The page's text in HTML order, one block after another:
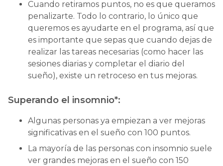
Cuando retiramos puntos, no es que queramos
penalizarte. Todo lo contrario, lo único que
queremos es ayudarte en el programa, así que
es importante que sepas que cuando dejas de
realizar las tareas necesarias (como hacer las
sesiones diarias y completar el diario del
sueño), existe un retroceso en tus mejoras.
Superando el insomnio*:
Algunas personas ya empiezan a ver mejoras
significativas en el sueño con 100 puntos.
La mayoría de las personas con insomnio suele
ver grandes mejoras en el sueño con 150